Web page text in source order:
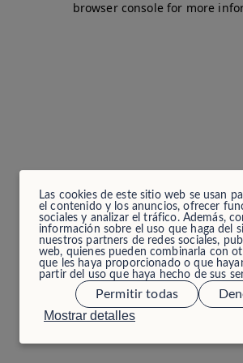
Las cookies de este sitio web se usan
el contenido y los anuncios, ofrecer
sociales y analizar el tráfico. Además,
información sobre el uso que haga del
nuestros partners de redes sociales,
web, quienes pueden combinarla con
que les haya proporcionado o que
partir del uso que haya hecho de sus
Mostrar detalles
Permitir todas
browser console for more